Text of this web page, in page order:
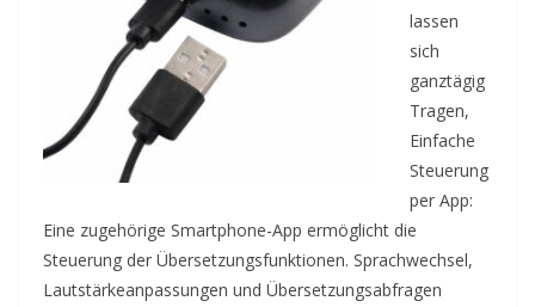
lassen
sich
ganztägig
Tragen,
Einfache
Steuerung
per App:
Eine zugehörige Smartphone-App ermöglicht die
Steuerung der Übersetzungsfunktionen. Sprachwechsel,
Lautstärkeanpassungen und Übersetzungsabfragen